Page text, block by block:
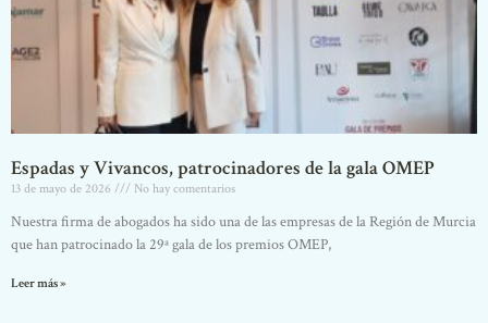
Espadas y Vivancos, patrocinadores de la gala OMEP
13 de mayo de 2026 No hay comentarios
Nuestra firma de abogados ha sido una de las empresas de la Región de Murcia
que han patrocinado la 29ª gala de los premios OMEP,
Leer más »